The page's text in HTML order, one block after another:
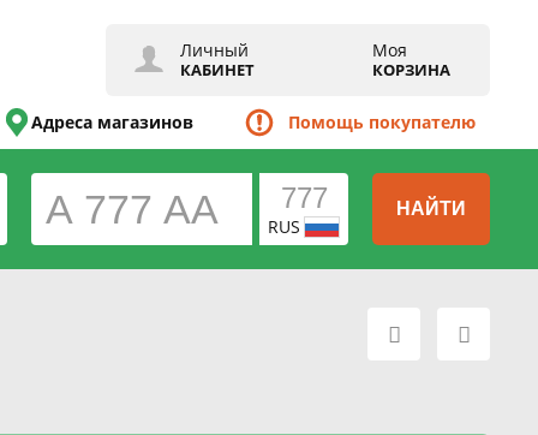
Личный
КАБИНЕТ
Моя
КОРЗИНА
Адреса магазинов Помощь покупателю
RUS
НАЙТИ